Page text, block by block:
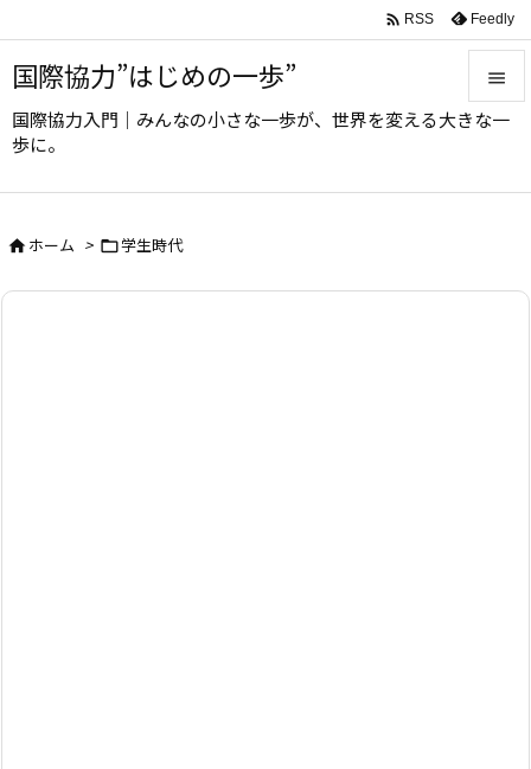
国際協力”はじめの一歩”
国際協力入門｜みんなの小さな一歩が、世界を変える大きな一
歩に。



 RSS Feedly
ホーム > 学生時代